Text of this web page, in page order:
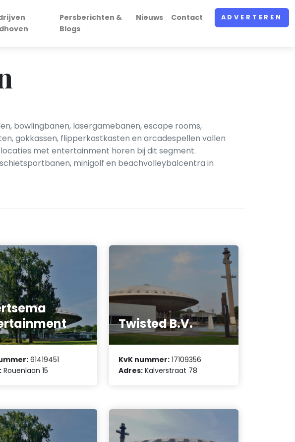
Persberichten &
Blogs
Nieuws Contact ADVERTEREN
bowlingbanen, lasergamebanen, escape rooms,
gokkassen, flipperkastkasten en arcadespellen vallen
met entertainment horen bij dit segment.
minigolf en beachvolleybalcentra in
61419451
Rouenlaan 15
Twisted B.V.
KvK nummer: 17109356
Adres: Kalverstraat 78